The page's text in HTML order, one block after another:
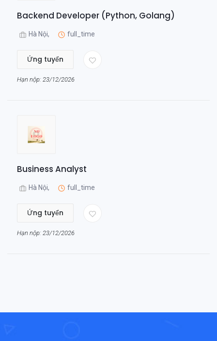
Backend Developer (Python, Golang)
Hà Nội, full_time
Ứng tuyển
Hạn nộp: 23/12/2026
Business Analyst
Hà Nội, full_time
Ứng tuyển
Hạn nộp: 23/12/2026